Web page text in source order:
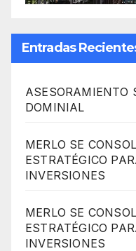
Entradas
ASESORAMIENTO
DOMINIAL
MERLO SE
ESTRATÉGICO
INVERSIONES
MERLO SE
ESTRATÉGICO
INVERSIONES